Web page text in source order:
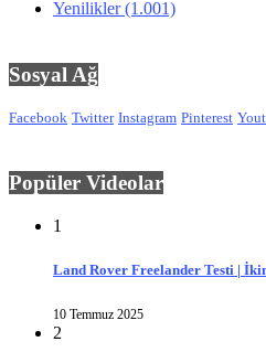
Yenilikler(1.001)
Sosyal Ağ
Facebook Twitter Instagram Pinterest
Popüler Videolar
1
Land Rover Freelander Testi |
10 Temmuz 2025
2